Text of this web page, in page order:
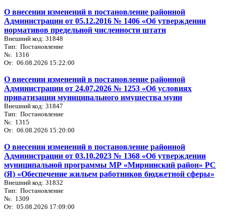
О внесении изменений в постановление районной
Администрации от 05.12.2016 № 1406 «Об утверждении
нормативов предельной численности штатн
Внешний код: 31848
Тип: Постановление
№: 1316
От: 06.08.2026 15:22:00
О внесении изменений в постановление районной
Администрации от 24.07.2026 № 1253 «Об условиях
приватизации муниципального имущества муни
Внешний код: 31847
Тип: Постановление
№: 1315
От: 06.08.2026 15:20:00
О внесении изменений в постановление районной
Администрации от 03.10.2023 № 1368 «Об утверждении
муниципальной программы МР «Мирнинский район» РС
(Я) «Обеспечение жильем работников бюджетной сферы»
Внешний код: 31832
Тип: Постановление
№: 1309
От: 05.08.2026 17:09:00